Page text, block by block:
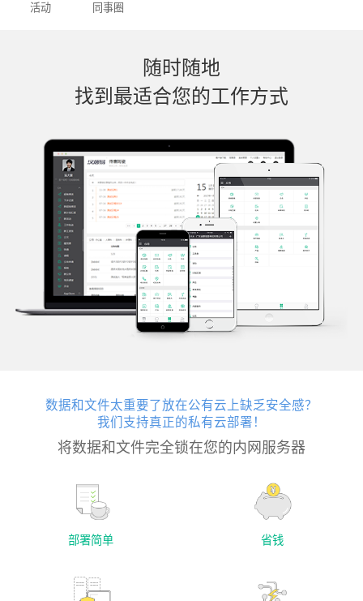
活动 同事圈
随时随地
找到最适合您的工作方式
数据和文件太重要了放在公有云上缺乏安全感？
我们支持真正的私有云部署！
将数据和文件完全锁在您的内网服务器
部署简单 省钱